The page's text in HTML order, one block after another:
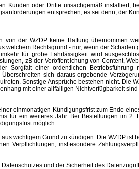
oder Dritte unsachgemäß installiert,
entsprechen, es sei denn, der
der WZDP keine Haftung übernommen
welchem Rechtsgrund - nur, wenn der
für grobe Fahrlässigkeit wird
zB der Veröffentlichung von Content,
einer ordentlichen Betriebsführung
sich daraus ergebende
Sonstige Ansprüche bestehen nicht. Die
mit einer allfälligen Nichtverfügbarkeit
einmonatigen Kündigungsfrist zum Ende
für ein weiteres Jahr. Bei Bestellungen im
möglich.
wichtigem Grund zu kündigen. Die WZDP ist
Verpflichtungen, insbesondere
und der Sicherheit des